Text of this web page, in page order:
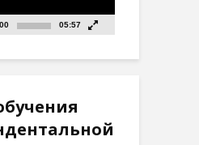
05:57